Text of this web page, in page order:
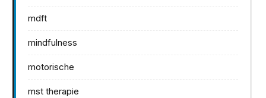
mdft
mindfulness
motorische
mst therapie